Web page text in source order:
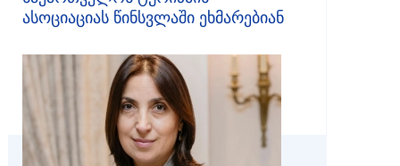
ასოციაციას წინსვლაში ეხმარებიან